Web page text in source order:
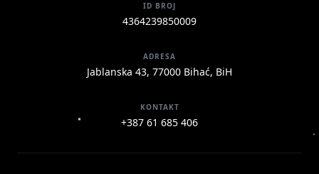
ID BROJ
4364239850009
ADRESA
Jablanska 43, 77000 Bihać, BiH
KONTAKT
+387 61 685 406